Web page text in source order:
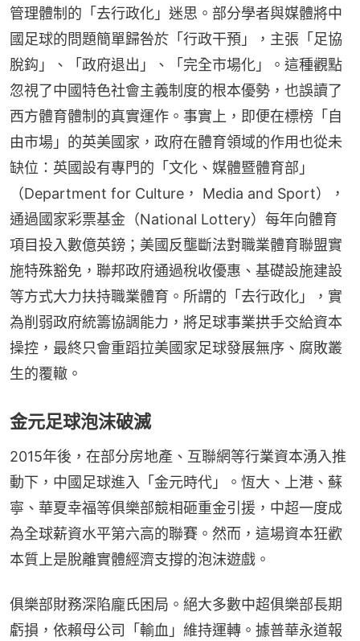
管理體制的「去行政化」迷思。部分學者與媒體將中
國足球的問題簡單歸咎於「行政干預」，主張「足協
脫鈎」、「政府退出」、「完全市場化」。這種觀點
忽視了中國特色社會主義制度的根本優勢，也誤讀了
西方體育體制的真實運作。事實上，即便在標榜「自
由市場」的英美國家，政府在體育領域的作用也從未
缺位：英國設有專門的「文化、媒體暨體育部」
（Department for Culture， Media and Sport），
通過國家彩票基金（National Lottery）每年向體育
項目投入數億英鎊；美國反壟斷法對職業體育聯盟實
施特殊豁免，聯邦政府通過稅收優惠、基礎設施建設
等方式大力扶持職業體育。所謂的「去行政化」，實
為削弱政府統籌協調能力，將足球事業拱手交給資本
操控，最終只會重蹈拉美國家足球發展無序、腐敗叢
生的覆轍。
金元足球泡沫破滅
2015年後，在部分房地產、互聯網等行業資本湧入推
動下，中國足球進入「金元時代」。恆大、上港、蘇
寧、華夏幸福等俱樂部競相砸重金引援，中超一度成
為全球薪資水平第六高的聯賽。然而，這場資本狂歡
本質上是脫離實體經濟支撐的泡沫遊戲。
俱樂部財務深陷龐氏困局。絕大多數中超俱樂部長期
虧損，依賴母公司「輸血」維持運轉。據普華永道報